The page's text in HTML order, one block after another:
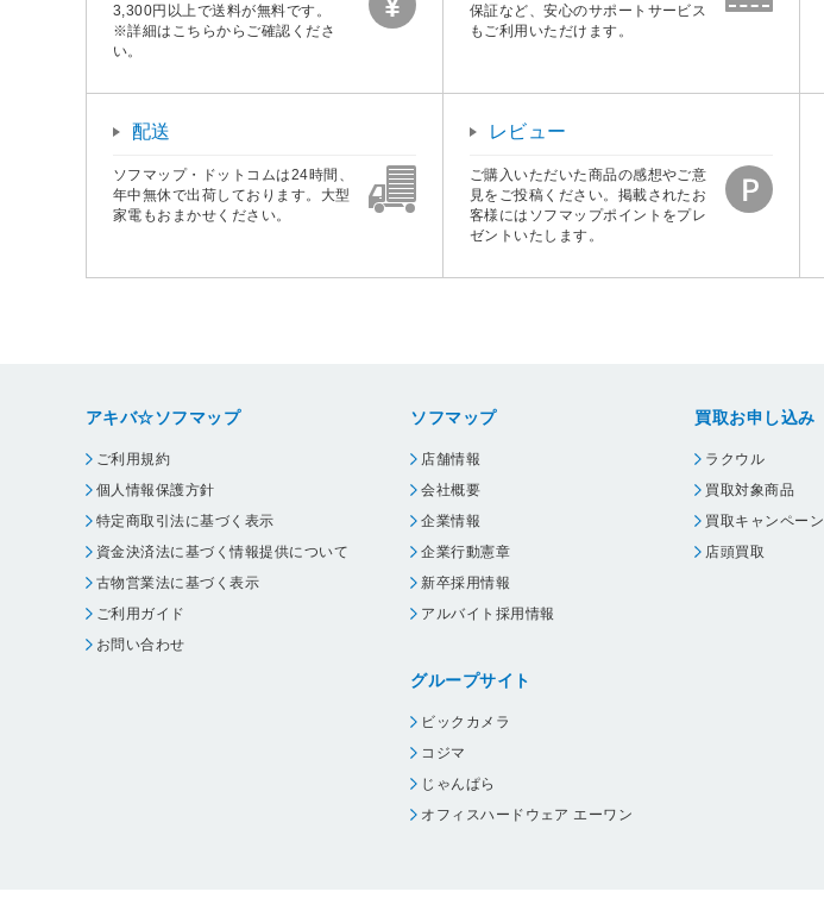
3,300円以上で送料が無料です。
※詳細はこちらからご確認くださ
い。
保証など、安心のサポートサービス
もご利用いただけます。
配送
ソフマップ・ドットコムは24時間、
年中無休で出荷しております。大型
家電もおまかせください。
レビュー
ご購入いただいた商品の感想やご意
見をご投稿ください。掲載されたお
客様にはソフマップポイントをプレ
ゼントいたします。
アキバ☆ソフマップ
ご利用規約
個人情報保護方針
特定商取引法に基づく表示
資金決済法に基づく情報提供について
古物営業法に基づく表示
ご利用ガイド
お問い合わせ
ソフマップ
店舗情報
会社概要
企業情報
企業行動憲章
新卒採用情報
アルバイト採用情報
グループサイト
ビックカメラ
コジマ
じゃんぱら
オフィスハードウェア エーワン
買取お申し込み
ラクウル
買取対象商品
買取キャンペーン
店頭買取